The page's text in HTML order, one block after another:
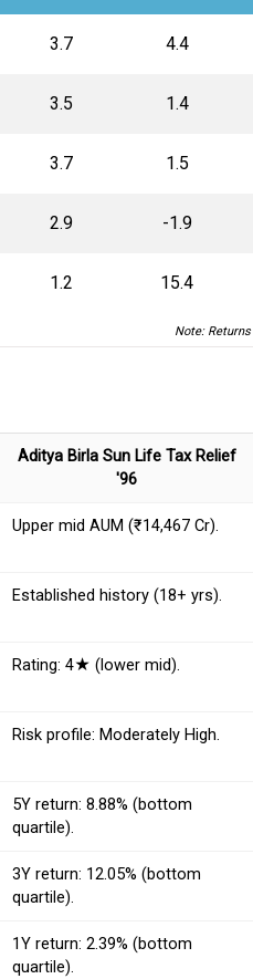
3.7 4.4
3.5 1.4
3.7 1.5
2.9 -1.9
1.2 15.4
Note:
Aditya Birla Sun Life Tax Relief
'96
Upper mid AUM (₹14,467 Cr).
Established history (18+ yrs).
Rating: 4★ (lower mid).
Risk profile: Moderately High.
5Y return: 8.88% (bottom
quartile).
3Y return: 12.05% (bottom
quartile).
1Y return: 2.39% (bottom
quartile).